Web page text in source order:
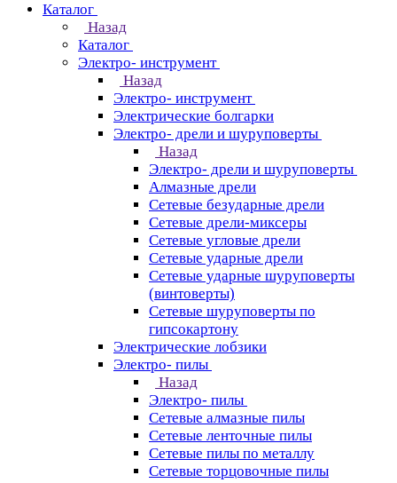
Каталог
Назад
Каталог
Электро- инструмент
Назад
Электро- инструмент
Электрические болгарки
Электро- дрели и шуруповерты
Назад
Электро- дрели и шуруповерты
Алмазные дрели
Сетевые безударные дрели
Сетевые дрели-миксеры
Сетевые угловые дрели
Сетевые ударные дрели
Сетевые ударные шуруповерты
(винтоверты)
Сетевые шуруповерты по
гипсокартону
Электрические лобзики
Электро- пилы
Назад
Электро- пилы
Сетевые алмазные пилы
Сетевые ленточные пилы
Сетевые пилы по металлу
Сетевые торцовочные пилы